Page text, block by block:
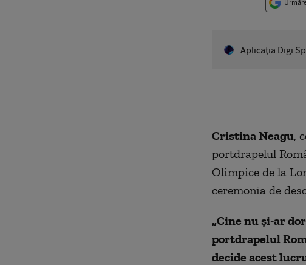
Aplicaţia Digi
Cristina Neagu,
portdrapelul
Olimpice de la
ceremonia de
„Cine nu şi-ar
portdrapelul
decide acest